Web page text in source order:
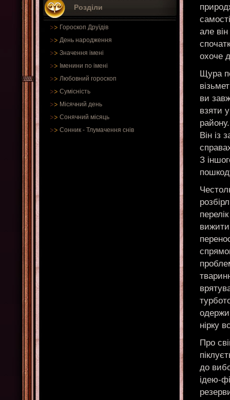
Розділи
Гороскоп Друїдів
День народження
Значення імені
Іменини по імені
Любовний гороскоп
Сумісність
Місячний день
Сонячний місяць
Сонник - Тлумачення снів
але
охоче
Щура
ви
взяти
Він із
З
нірку
Про
до
ідею-